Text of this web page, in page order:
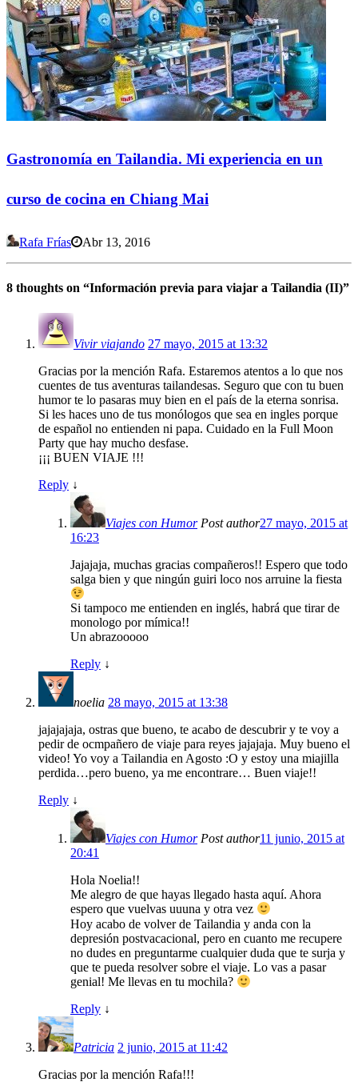
Gastronomía en Tailandia. Mi experiencia en un
curso de cocina en Chiang Mai
Rafa Frías Abr 13, 2016
8 thoughts on “Información previa para viajar a Tailandia (II)”
Vivir viajando 27 mayo, 2015 at 13:32
Gracias por la mención Rafa. Estaremos atentos a lo que nos
cuentes de tus aventuras tailandesas. Seguro que con tu buen
humor te lo pasaras muy bien en el país de la eterna sonrisa.
Si les haces uno de tus monólogos que sea en ingles porque
de español no entienden ni papa. Cuidado en la Full Moon
Party que hay mucho desfase.
¡¡¡ BUEN VIAJE !!!
Reply ↓
Viajes con Humor Post author27 mayo, 2015 at
16:23
Jajajaja, muchas gracias compañeros!! Espero que todo
salga bien y que ningún guiri loco nos arruine la fiesta
Si tampoco me entienden en inglés, habrá que tirar de
monologo por mímica!!
Un abrazooooo
Reply ↓
noelia 28 mayo, 2015 at 13:38
jajajajaja, ostras que bueno, te acabo de descubrir y te voy a
pedir de ocmpañero de viaje para reyes jajajaja. Muy bueno el
video! Yo voy a Tailandia en Agosto :O y estoy una miajilla
perdida…pero bueno, ya me encontrare… Buen viaje!!
Reply ↓
Viajes con Humor Post author11 junio, 2015 at
20:41
Hola Noelia!!
Me alegro de que hayas llegado hasta aquí. Ahora
espero que vuelvas uuuna y otra vez
Hoy acabo de volver de Tailandia y anda con la
depresión postvacacional, pero en cuanto me recupere
no dudes en preguntarme cualquier duda que te surja y
que te pueda resolver sobre el viaje. Lo vas a pasar
genial! Me llevas en tu mochila?
Reply ↓
Patricia 2 junio, 2015 at 11:42
Gracias por la mención Rafa!!!